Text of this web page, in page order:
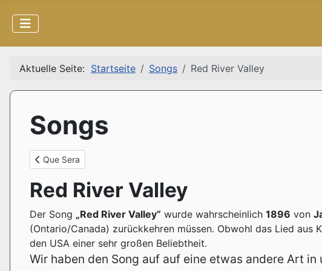
Aktuelle Seite: Startseite Songs Red River Valley
Songs
Vorheriger Beitrag: Que Sera
Que Sera
Red River Valley
Der Song „Red River Valley” wurde wahrscheinlich 1896 von
(Ontario/Canada) zurückkehren müssen. Obwohl das Lied
den USA einer sehr großen Beliebtheit.
Wir haben den Song auf auf eine etwas andere Art